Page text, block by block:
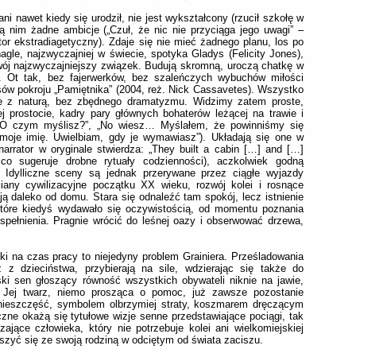
nawet kiedy się urodził, nie jest wykształcony (rzucił szkołę w
nim żadne ambicje („Czuł, że nic nie przyciąga jego uwagi” –
ekstradiagetyczny). Zdaje się nie mieć żadnego planu, los po
najzwyczajniej w świecie, spotyka Gladys (Felicity Jones),
najzwyczajniejszy związek. Budują skromną, uroczą chatkę w
Ot tak, bez fajerwerków, bez szaleńczych wybuchów miłości
pokroju „Pamiętnika” (2004, reż. Nick Cassavetes). Wszystko
naturą, bez zbędnego dramatyzmu. Widzimy zatem proste,
prostocie, kadry pary głównych bohaterów leżącej na trawie i
czym myślisz?”, „No wiesz… Myślałem, że powinniśmy się
imię. Uwielbiam, gdy je wymawiasz”). Układają się one w
w oryginale stwierdza: „They built a cabin […] and […]
sugeruje drobne rytuały codzienności), aczkolwiek godną
Idylliczne sceny są jednak przerywane przez ciągłe wyjazdy
cywilizacyjne początku XX wieku, rozwój kolei i rosnące
daleko od domu. Stara się odnaleźć tam spokój, lecz istnienie
kiedyś wydawało się oczywistością, od momentu poznania
Pragnie wrócić do leśnej oazy i obserwować drzewa,
na czas pracy to niejedyny problem Grainiera. Prześladowania
z dzieciństwa, przybierają na sile, wdzierając się także do
sen głoszący równość wszystkich obywateli niknie na jawie,
twarz, niemo prosząca o pomoc, już zawsze pozostanie
symbolem olbrzymiej straty, koszmarem dręczącym
okażą się tytułowe wizje senne przedstawiające pociągi, tak
człowieka, który nie potrzebuje kolei ani wielkomiejskiej
się ze swoją rodziną w odciętym od świata zaciszu.